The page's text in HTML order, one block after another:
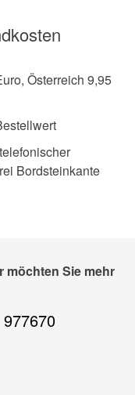
Österreich 9,95
Bordsteinkante
möchten Sie mehr